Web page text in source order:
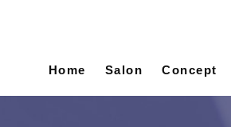
Home Salon Concept